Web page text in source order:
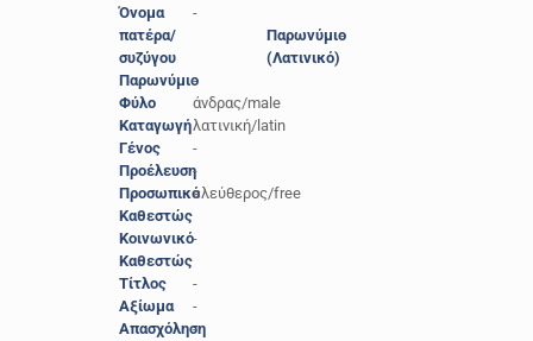
Όνομα
πατέρα/
συζύγου
-
Παρωνύμιο
-
Φύλο
άνδρας/male
Καταγωγήλατινική/latin
Γένος
-
Προέλευση-
Προσωπικό
Καθεστώς
ελεύθερος/free
Κοινωνικό
Καθεστώς
-
Τίτλος
-
Αξίωμα
-
Απασχόληση
-
Παρωνύμιο
(Λατινικό)
-